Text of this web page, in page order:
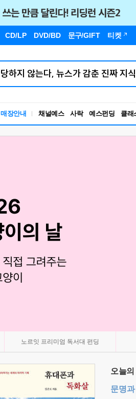
CD/LP DVD/BD 문구/GIFT 티켓
매장안내 채널예스 사락 예스펀딩 클래
노르잇 프리미엄 독서대 펀딩
오늘의
문명